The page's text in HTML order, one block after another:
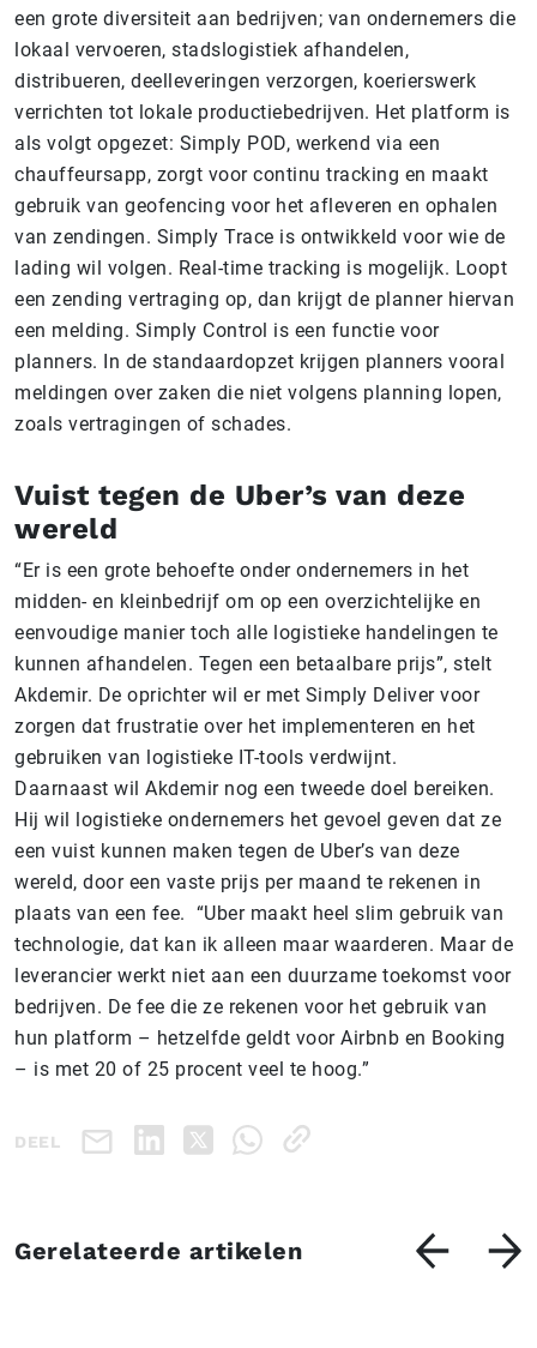
een grote diversiteit aan bedrijven; van ondernemers die
lokaal vervoeren, stadslogistiek afhandelen,
distribueren, deelleveringen verzorgen, koerierswerk
verrichten tot lokale productiebedrijven. Het platform is
als volgt opgezet: Simply POD, werkend via een
chauffeursapp, zorgt voor continu tracking en maakt
gebruik van geofencing voor het afleveren en ophalen
van zendingen. Simply Trace is ontwikkeld voor wie de
lading wil volgen. Real-time tracking is mogelijk. Loopt
een zending vertraging op, dan krijgt de planner hiervan
een melding. Simply Control is een functie voor
planners. In de standaardopzet krijgen planners vooral
meldingen over zaken die niet volgens planning lopen,
zoals vertragingen of schades.
Vuist tegen de Uber’s van deze
wereld
“Er is een grote behoefte onder ondernemers in het
midden- en kleinbedrijf om op een overzichtelijke en
eenvoudige manier toch alle logistieke handelingen te
kunnen afhandelen. Tegen een betaalbare prijs”, stelt
Akdemir. De oprichter wil er met Simply Deliver voor
zorgen dat frustratie over het implementeren en het
gebruiken van logistieke IT-tools verdwijnt.
Daarnaast wil Akdemir nog een tweede doel bereiken.
Hij wil logistieke ondernemers het gevoel geven dat ze
een vuist kunnen maken tegen de Uber’s van deze
wereld, door een vaste prijs per maand te rekenen in
plaats van een fee. “Uber maakt heel slim gebruik van
technologie, dat kan ik alleen maar waarderen. Maar de
leverancier werkt niet aan een duurzame toekomst voor
bedrijven. De fee die ze rekenen voor het gebruik van
hun platform – hetzelfde geldt voor Airbnb en Booking
– is met 20 of 25 procent veel te hoog.”
DEEL
Gerelateerde artikelen